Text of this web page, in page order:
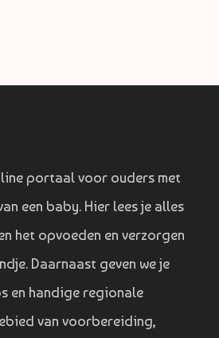
portaal voor ouders met
een baby. Hier lees je alles
het opvoeden en verzorgen
Daarnaast geven we je
en handige regionale
van voorbereiding,